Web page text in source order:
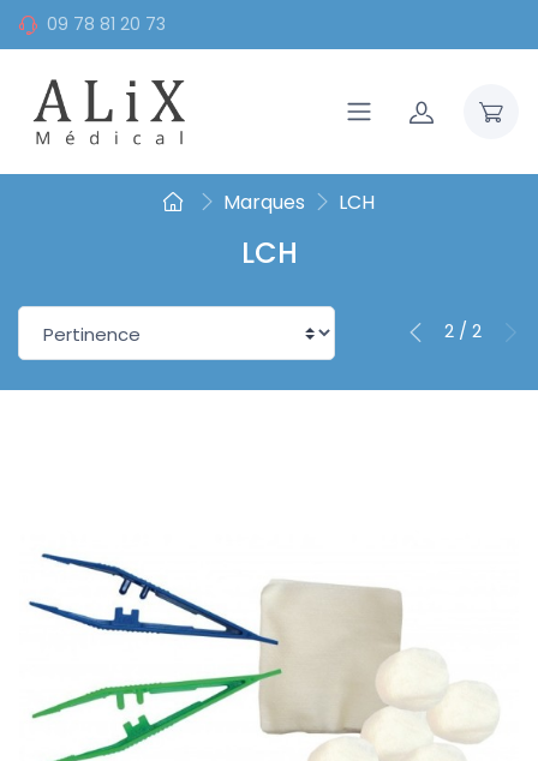
09 78 81 20 73
Marques LCH
LCH
2 / 2